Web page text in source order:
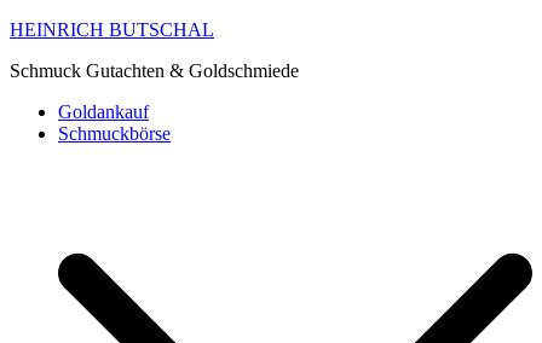
HEINRICH BUTSCHAL
Schmuck Gutachten & Goldschmiede
Goldankauf
Schmuckbörse